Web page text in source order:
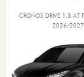
CRONOS DRIVE 1.3 AT
2026/2027